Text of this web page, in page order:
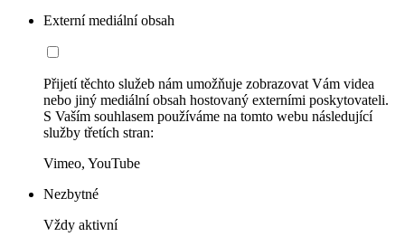
Externí mediální obsah
Přijetí těchto služeb nám umožňuje zobrazovat Vám videa
nebo jiný mediální obsah hostovaný externími poskytovateli.
S Vaším souhlasem používáme na tomto webu následující
služby třetích stran:
Vimeo, YouTube
Nezbytné
Vždy aktivní